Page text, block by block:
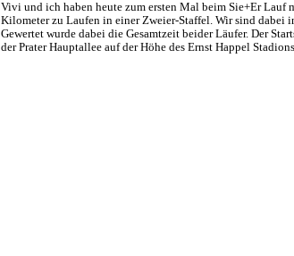
Vivi und ich haben heute zum ersten Mal beim Sie+Er Lauf
Kilometer zu Laufen in einer Zweier-Staffel. Wir sind dabei
Gewertet wurde dabei die Gesamtzeit beider Läufer. Der
der Prater Hauptallee auf der Höhe des Ernst Happel